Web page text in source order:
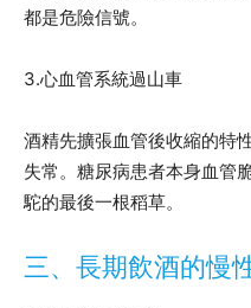
都是危險信號。
3.心血管系統過山車
酒精先擴張血管後收縮的特
失常。糖尿病患者本身血管
駝的最後一根稻草。
三、長期飲酒的慢